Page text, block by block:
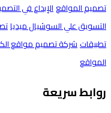
تصميم المواقع الإبداع في
التسويق علي السوشيال ميديا
تطبيقاتشركة تصميم مواقع
المواقع
روابط سريعة